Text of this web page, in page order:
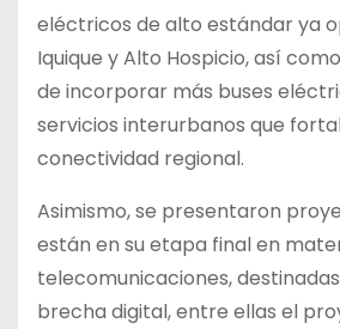
eléctricos de alto estándar ya
Iquique y Alto Hospicio, así
de incorporar más buses
servicios interurbanos que
conectividad regional.
Asimismo, se presentaron
están en su etapa final en
telecomunicaciones,
brecha digital, entre ellas el